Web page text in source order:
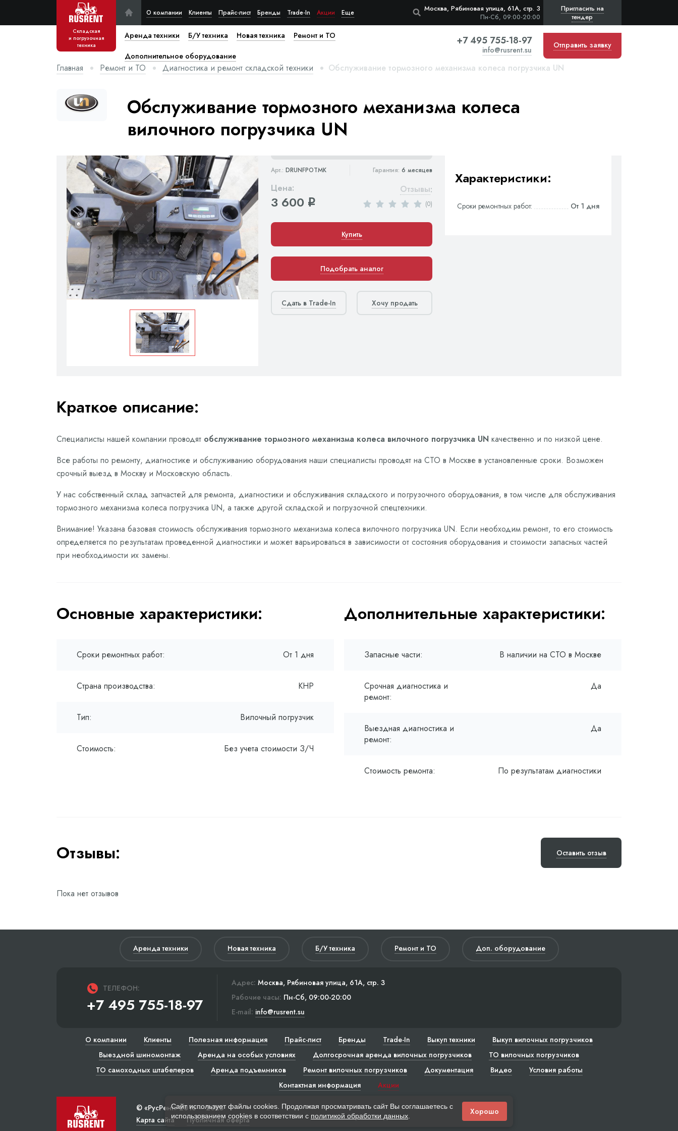
Складская
и погрузочная
техника
О компании Клиенты Прайс-лист Бренды Trade-In Акции Еще Москва, Рябиновая улица, 61А, стр. 3
Пн-Сб, 09:00-20:00
Пригласить на
тендер
Аренда техники Б/У техника Новая техника Ремонт и ТО
Дополнительное оборудование
+7 495 755-18-97
info@rusrent.su Отправить заявку
Главная Ремонт и ТО Диагностика и ремонт складской техники Обслуживание тормозного механизма колеса погрузчика UN
Обслуживание тормозного механизма колеса
вилочного погрузчика UN
Арт.: DRUNFPOTMK Гарантия: 6 месяцев
Цена:
3 600 q
Отзывы:
(0)
Купить
Подобрать аналог
Сдать в Trade-In Хочу продать
Характеристики:
Сроки ремонтных работ: От 1 дня
Краткое описание:
Специалисты нашей компании проводят обслуживание тормозного механизма колеса вилочного погрузчика UN качественно и по низкой цене.
Все работы по ремонту, диагностике и обслуживанию оборудования наши специалисты проводят на СТО в Москве в установленные сроки. Возможен
срочный выезд в Москву и Московскую область.
У нас собственный склад запчастей для ремонта, диагностики и обслуживания складского и погрузочного оборудования, в том числе для обслуживания
тормозного механизма колеса погрузчика UN, а также другой складской и погрузочной спецтехники.
Внимание! Указана базовая стоимость обслуживания тормозного механизма колеса вилочного погрузчика UN. Если необходим ремонт, то его стоимость
определяется по результатам проведенной диагностики и может варьироваться в зависимости от состояния оборудования и стоимости запасных частей
при необходимости их замены.
Основные характеристики:
Сроки ремонтных работ: От 1 дня
Страна производства: КНР
Тип: Вилочный погрузчик
Стоимость: Без учета стоимости З/Ч
Дополнительные характеристики:
Запасные части: В наличии на СТО в Москве
Срочная диагностика и
ремонт:
Да
Выездная диагностика и
ремонт:
Да
Стоимость ремонта: По результатам диагностики
Отзывы: Оставить отзыв
Пока нет отзывов
Аренда техники Новая техника Б/У техника Ремонт и ТО Доп. оборудование
ТЕЛЕФОН:
+7 495 755-18-97
Адрес: Москва, Рябиновая улица, 61А, стр. 3
Рабочие часы: Пн-Сб, 09:00-20:00
E-mail: info@rusrent.su
О компании Клиенты Полезная информация Прайс-лист Бренды Trade-In Выкуп техники
Выкуп вилочных погрузчиков
Выездной шиномонтаж
Аренда на особых условиях Долгосрочная аренда вилочных погрузчиков
ТО вилочных погрузчиков
ТО самоходных штабелеров
Аренда подъемников Ремонт вилочных погрузчиков Документация Видео
Условия работы
Контактная информация
Акции
© «РусРент» 2016 – 2023
Карта сайта
Публичная оферта
Сайт использует файлы cookies. Продолжая просматривать сайт Вы соглашаетесь с
использованием cookies в соответствии с политикой обработки данных Хорошо